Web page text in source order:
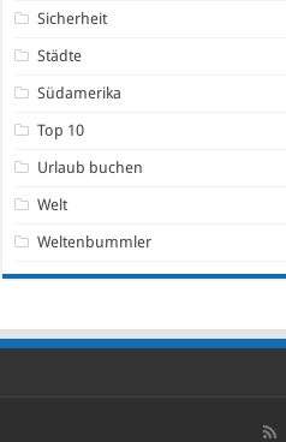
Sicherheit
Städte
Südamerika
Top 10
Urlaub buchen
Welt
Weltenbummler